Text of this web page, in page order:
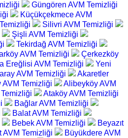
Güngören AVM Temizliği
Küçükçekmece AVM
Silivri AVM Temizliği
Şişli AVM Temizliği
Tekirdağ AVM Temizliği
AVM Temizliği
Çerkezköy
Ereğlisi AVM Temizliği
Yeni
AVM Temizliği
Akaretler
AVM Temizliği
Alibeyköy AVM
Temizliği
Ataköy AVM Temizliği
Bağlar AVM Temizliği
Balat AVM Temizliği
Bebek AVM Temizliği
Beyazıt
AVM Temizliği
Büyükdere AVM